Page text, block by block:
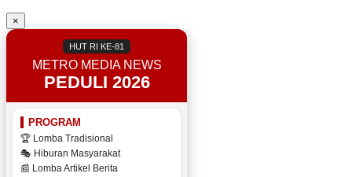
×
HUT RI KE-81
METRO MEDIA NEWS
PEDULI 2026
PROGRAM
🏆 Lomba Tradisional
🎭 Hiburan Masyarakat
📰 Lomba Artikel Berita